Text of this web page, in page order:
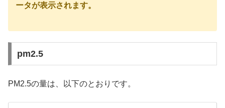
ータが表示されます。
pm2.5
PM2.5の量は、以下のとおりです。